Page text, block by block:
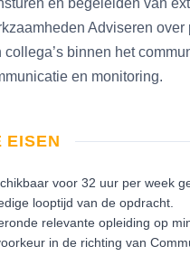
en begeleiden van
Adviseren
collega’s binnen het
en monitoring.
EISEN
voor 32 uur per week
looptijd van de opdracht.
relevante opleiding op
in de richting van